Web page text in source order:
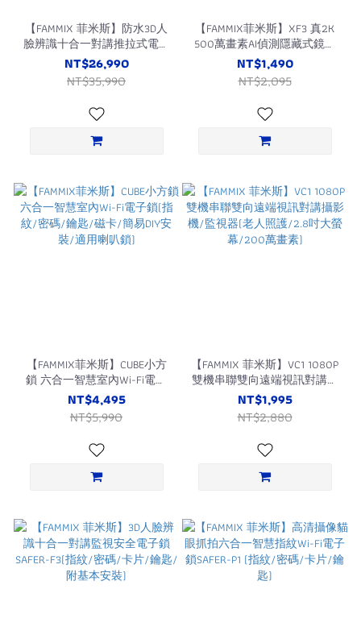
【FAMMIX 菲米斯】防水3D人
臉辨識十合一對講推拉式電子
鎖SAFER-F4
NT$26,990
NT$35,990
【FAMMIX菲米斯】XF3 真2K
500萬畫素AI偵測隱藏式鏡頭
WiFi攝影機/監視器
NT$1,490
NT$2,095
【FAMMIX菲米斯】CUBE小方
鎖 六合一智慧室內Wi-Fi電子
鎖(指紋/密碼/鑰匙/磁卡/簡
易DIY安裝/適用喇叭鎖)
NT$4,495
NT$5,990
【FAMMIX 菲米斯】VC1 1080P
雙機串聯雙向遠端視訊對講攝
影機/監視器(老人照護/2.8吋
大螢幕/200萬畫素)
NT$1,995
NT$2,880